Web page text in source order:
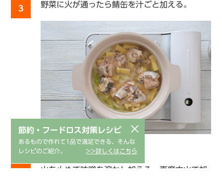
3 野菜に火が通ったら鯖缶を汁ごと加える。
火を止めて味噌を溶かし加える。再度中火で加
×
節約・フードロス対策レシピ
あるもので作れて1品で満足できる、そんな
レシピのご紹介。
>>詳しくはこちら